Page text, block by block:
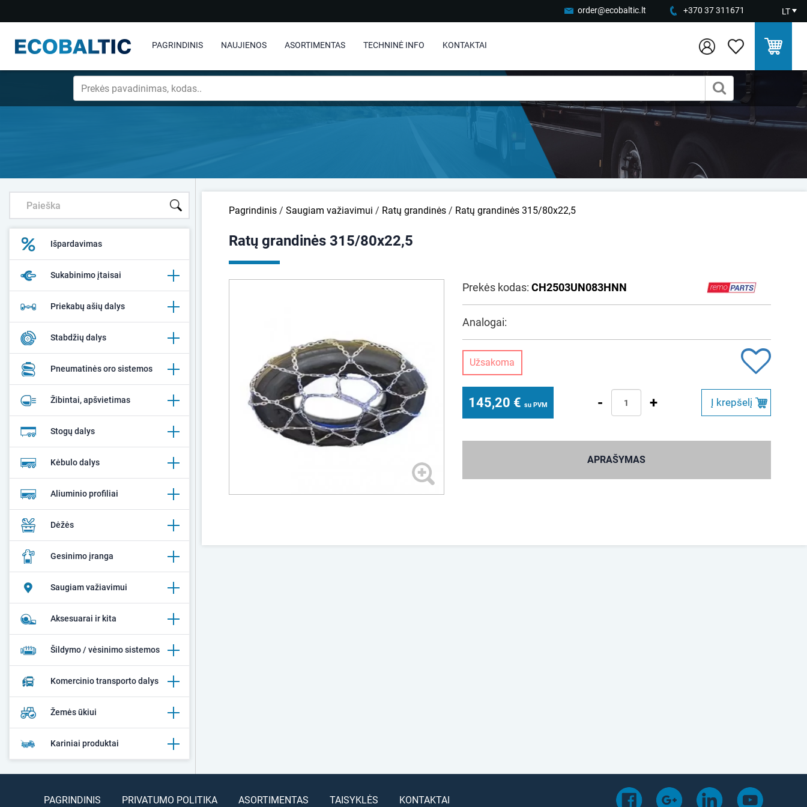
order@ecobaltic.lt +370 37 311671 LT
PAGRINDINIS NAUJIENOS ASORTIMENTAS TECHNINĖ INFO KONTAKTAI
Išpardavimas
Sukabinimo įtaisai
Priekabų ašių dalys
Stabdžių dalys
Pneumatinės oro sistemos
Žibintai, apšvietimas
Stogų dalys
Kėbulo dalys
Aliuminio profiliai
Dėžės
Gesinimo įranga
Saugiam važiavimui
Aksesuarai ir kita
Šildymo / vėsinimo sistemos
Komercinio transporto dalys
Žemės ūkiui
Kariniai produktai
Pagrindinis / Saugiam važiavimui / Ratų grandinės / Ratų grandinės 315/80x22,5
Ratų grandinės 315/80x22,5
Prekės kodas: CH2503UN083HNN
Analogai:
Užsakoma
145,20 € su PVM - + Į krepšelį
APRAŠYMAS
PAGRINDINIS PRIVATUMO POLITIKA ASORTIMENTAS TAISYKLĖS KONTAKTAI